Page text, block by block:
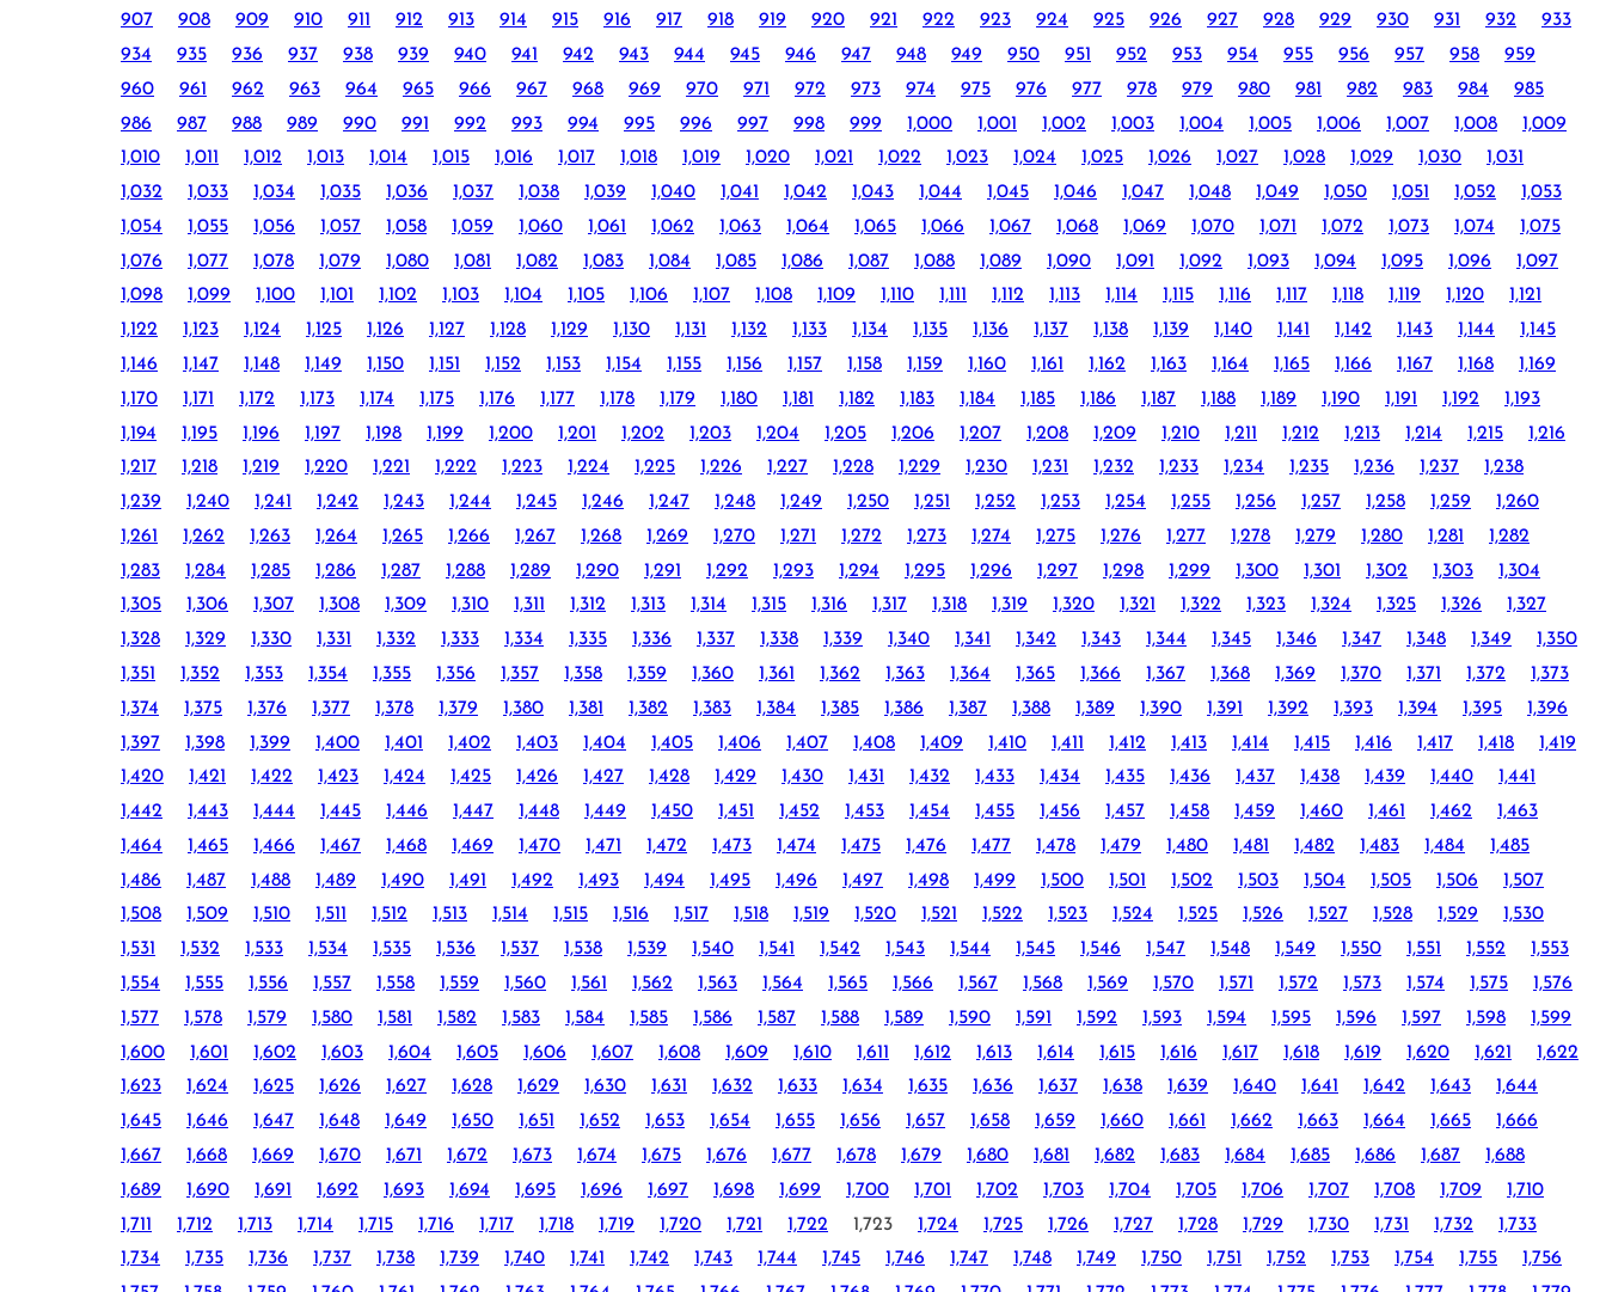
907
908 909 910 911 912 913 914 915 916 917 918 919 920 921 922 923 924 925 926 927 928 929 930 931 932
933
934
935 936 937 938 939 940 941 942 943 944 945 946 947 948 949 950 951 952 953 954 955 956 957 958
959
960
961 962 963 964 965 966 967 968 969 970 971 972 973 974 975 976 977 978 979 980 981 982 983 984
985
986
987 988 989 990 991 992 993 994 995 996 997 998 999 1,000 1,001 1,002 1,003 1,004 1,005 1,006 1,007 1,008
1,009
1,010
1,011 1,012 1,013 1,014 1,015 1,016 1,017 1,018 1,019 1,020 1,021 1,022 1,023 1,024 1,025 1,026 1,027 1,028 1,029 1,030
1,031
1,032
1,033 1,034 1,035 1,036 1,037 1,038 1,039 1,040 1,041 1,042 1,043 1,044 1,045 1,046 1,047 1,048 1,049 1,050 1,051 1,052
1,053
1,054
1,055 1,056 1,057 1,058 1,059 1,060 1,061 1,062 1,063 1,064 1,065 1,066 1,067 1,068 1,069 1,070 1,071 1,072 1,073 1,074
1,075
1,076
1,077 1,078 1,079 1,080 1,081 1,082 1,083 1,084 1,085 1,086 1,087 1,088 1,089 1,090 1,091 1,092 1,093 1,094 1,095 1,096
1,097
1,098
1,099 1,100 1,101 1,102 1,103 1,104 1,105 1,106 1,107 1,108 1,109 1,110 1,111 1,112 1,113 1,114 1,115 1,116 1,117 1,118 1,119 1,120
1,121
1,122
1,123 1,124 1,125 1,126 1,127 1,128 1,129 1,130 1,131 1,132 1,133 1,134 1,135 1,136 1,137 1,138 1,139 1,140 1,141 1,142 1,143 1,144
1,145
1,146
1,147 1,148 1,149 1,150 1,151 1,152 1,153 1,154 1,155 1,156 1,157 1,158 1,159 1,160 1,161 1,162 1,163 1,164 1,165 1,166 1,167 1,168
1,169
1,170
1,171 1,172 1,173 1,174 1,175 1,176 1,177 1,178 1,179 1,180 1,181 1,182 1,183 1,184 1,185 1,186 1,187 1,188 1,189 1,190 1,191 1,192
1,193
1,194
1,195 1,196 1,197 1,198 1,199 1,200 1,201 1,202 1,203 1,204 1,205 1,206 1,207 1,208 1,209 1,210 1,211 1,212 1,213 1,214 1,215
1,216
1,217
1,218 1,219 1,220 1,221 1,222 1,223 1,224 1,225 1,226 1,227 1,228 1,229 1,230 1,231 1,232 1,233 1,234 1,235 1,236 1,237
1,238
1,239
1,240 1,241 1,242 1,243 1,244 1,245 1,246 1,247 1,248 1,249 1,250 1,251 1,252 1,253 1,254 1,255 1,256 1,257 1,258 1,259
1,260
1,261
1,262 1,263 1,264 1,265 1,266 1,267 1,268 1,269 1,270 1,271 1,272 1,273 1,274 1,275 1,276 1,277 1,278 1,279 1,280 1,281
1,282
1,283
1,284 1,285 1,286 1,287 1,288 1,289 1,290 1,291 1,292 1,293 1,294 1,295 1,296 1,297 1,298 1,299 1,300 1,301 1,302 1,303
1,304
1,305
1,306 1,307 1,308 1,309 1,310 1,311 1,312 1,313 1,314 1,315 1,316 1,317 1,318 1,319 1,320 1,321 1,322 1,323 1,324 1,325 1,326
1,327
1,328
1,329 1,330 1,331 1,332 1,333 1,334 1,335 1,336 1,337 1,338 1,339 1,340 1,341 1,342 1,343 1,344 1,345 1,346 1,347 1,348 1,349
1,350
1,351
1,352 1,353 1,354 1,355 1,356 1,357 1,358 1,359 1,360 1,361 1,362 1,363 1,364 1,365 1,366 1,367 1,368 1,369 1,370 1,371 1,372
1,373
1,374
1,375 1,376 1,377 1,378 1,379 1,380 1,381 1,382 1,383 1,384 1,385 1,386 1,387 1,388 1,389 1,390 1,391 1,392 1,393 1,394 1,395
1,396
1,397
1,398 1,399 1,400 1,401 1,402 1,403 1,404 1,405 1,406 1,407 1,408 1,409 1,410 1,411 1,412 1,413 1,414 1,415 1,416 1,417 1,418
1,419
1,420
1,421 1,422 1,423 1,424 1,425 1,426 1,427 1,428 1,429 1,430 1,431 1,432 1,433 1,434 1,435 1,436 1,437 1,438 1,439 1,440
1,441
1,442
1,443 1,444 1,445 1,446 1,447 1,448 1,449 1,450 1,451 1,452 1,453 1,454 1,455 1,456 1,457 1,458 1,459 1,460 1,461 1,462
1,463
1,464
1,465 1,466 1,467 1,468 1,469 1,470 1,471 1,472 1,473 1,474 1,475 1,476 1,477 1,478 1,479 1,480 1,481 1,482 1,483 1,484
1,485
1,486
1,487 1,488 1,489 1,490 1,491 1,492 1,493 1,494 1,495 1,496 1,497 1,498 1,499 1,500 1,501 1,502 1,503 1,504 1,505 1,506
1,507
1,508
1,509 1,510 1,511 1,512 1,513 1,514 1,515 1,516 1,517 1,518 1,519 1,520 1,521 1,522 1,523 1,524 1,525 1,526 1,527 1,528 1,529
1,530
1,531
1,532 1,533 1,534 1,535 1,536 1,537 1,538 1,539 1,540 1,541 1,542 1,543 1,544 1,545 1,546 1,547 1,548 1,549 1,550 1,551 1,552
1,553
1,554
1,555 1,556 1,557 1,558 1,559 1,560 1,561 1,562 1,563 1,564 1,565 1,566 1,567 1,568 1,569 1,570 1,571 1,572 1,573 1,574 1,575
1,576
1,577
1,578 1,579 1,580 1,581 1,582 1,583 1,584 1,585 1,586 1,587 1,588 1,589 1,590 1,591 1,592 1,593 1,594 1,595 1,596 1,597 1,598
1,599
1,600
1,601 1,602 1,603 1,604 1,605 1,606 1,607 1,608 1,609 1,610 1,611 1,612 1,613 1,614 1,615 1,616 1,617 1,618 1,619 1,620 1,621
1,622
1,623
1,624 1,625 1,626 1,627 1,628 1,629 1,630 1,631 1,632 1,633 1,634 1,635 1,636 1,637 1,638 1,639 1,640 1,641 1,642 1,643
1,644
1,645
1,646 1,647 1,648 1,649 1,650 1,651 1,652 1,653 1,654 1,655 1,656 1,657 1,658 1,659 1,660 1,661 1,662 1,663 1,664 1,665
1,666
1,667
1,668 1,669 1,670 1,671 1,672 1,673 1,674 1,675 1,676 1,677 1,678 1,679 1,680 1,681 1,682 1,683 1,684 1,685 1,686 1,687
1,688
1,689
1,690 1,691 1,692 1,693 1,694 1,695 1,696 1,697 1,698 1,699 1,700 1,701 1,702 1,703 1,704 1,705 1,706 1,707 1,708 1,709
1,710
1,711
1,712 1,713 1,714 1,715 1,716 1,717 1,718 1,719 1,720 1,721 1,722 1,723 1,724 1,725 1,726 1,727 1,728 1,729 1,730 1,731 1,732
1,733
1,734
1,735 1,736 1,737 1,738 1,739 1,740 1,741 1,742 1,743 1,744 1,745 1,746 1,747 1,748 1,749 1,750 1,751 1,752 1,753 1,754 1,755
1,756